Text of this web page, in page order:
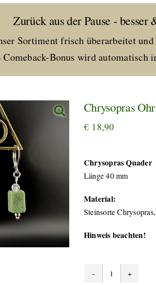
Zurück aus der Pause - besser
Sortiment frisch überarbeitet
Bonus wird automatisch
Chrysopras
€ 18,90
Chrysopras Quader
Länge 40 mm
Material:
Steinsorte
Hinweis beachten!
Chrysopras